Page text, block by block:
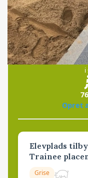
i
76
Opret
Elevplads
Trainee
Grise